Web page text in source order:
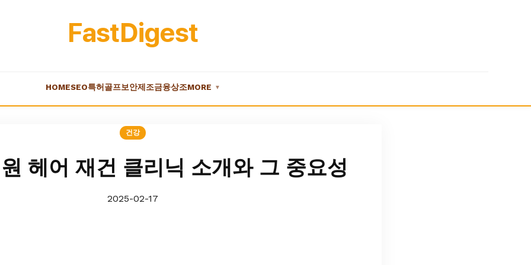
FastDigest
HOMESEO특허 골프보안제조금융상조MORE ▼
건강
헤어 재건 클리닉 소개와 그 중요성
2025-02-17